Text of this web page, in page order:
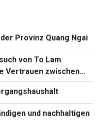
Provinz Quang Ngai
von To Lam
Vertrauen zwischen
und nachhaltigen